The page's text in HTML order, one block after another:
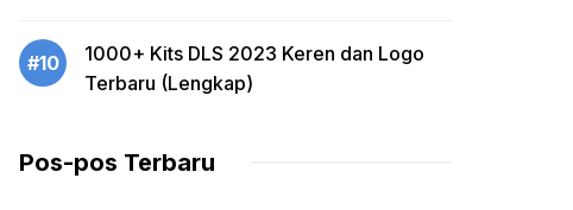
#10
1000+ Kits DLS 2023 Keren dan Logo
Terbaru (Lengkap)
Pos-pos Terbaru